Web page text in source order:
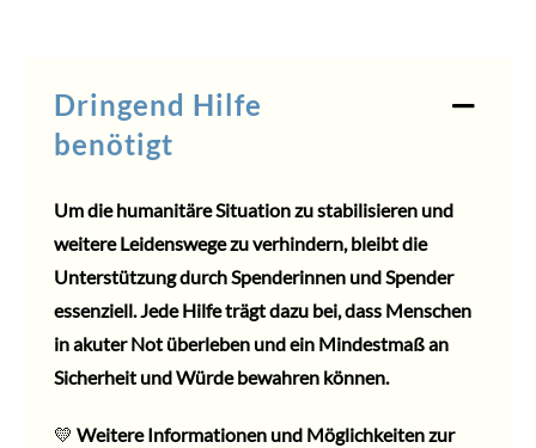
Dringend Hilfe
benötigt
Um die humanitäre Situation zu stabilisieren und
weitere Leidenswege zu verhindern, bleibt die
Unterstützungdurch Spenderinnen und Spender
essenziell. Jede Hilfe trägt dazu bei, dass Menschen
in akuter Not überleben und ein Mindestmaß an
Sicherheit und Würde bewahren können.
💛 WeitereInformationenund Möglichkeiten zur